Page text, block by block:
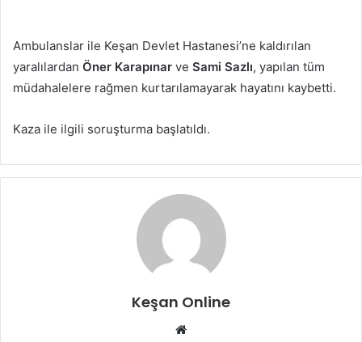
Ambulanslar ile Keşan Devlet Hastanesi’ne kaldırılan
yaralılardan Öner Karapınar ve Sami Sazlı, yapılan tüm
müdahalelere rağmen kurtarılamayarak hayatını kaybetti.
Kaza ile ilgili soruşturma başlatıldı.
Keşan Online
Web